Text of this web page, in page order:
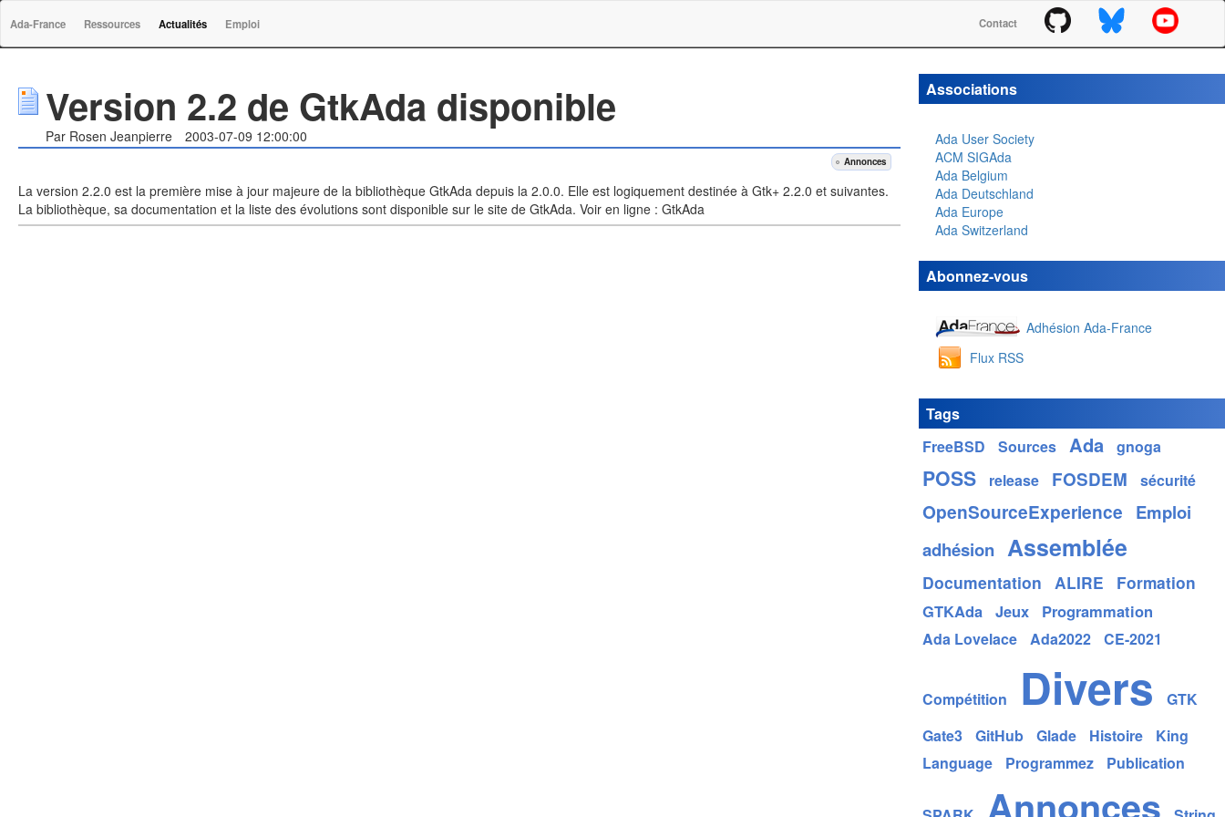
Contact
Ada-France Ressources Actualités Emploi
Version 2.2 de GtkAda disponible
Par Rosen Jeanpierre 2003-07-09 12:00:00
Annonces
La version 2.2.0 est la première mise à jour majeure de la bibliothèque GtkAda depuis la 2.0.0. Elle est logiquement destinée à Gtk+ 2.2.0 et suivantes.
La bibliothèque, sa documentation et la liste des évolutions sont disponible sur le site de GtkAda. Voir en ligne : GtkAda
Associations
Ada User Society
ACM SIGAda
Ada Belgium
Ada Deutschland
Ada Europe
Ada Switzerland
Abonnez-vous
Adhésion Ada-France
Flux RSS
Tags
FreeBSD
Sources Ada gnoga
POSS release FOSDEM sécurité
OpenSourceExperience Emploi
adhésion Assemblée
Documentation ALIRE Formation
GTKAda Jeux Programmation
Ada Lovelace Ada2022 CE-2021
Compétition Divers
GTK
Gate3
GitHub Glade Histoire
King
Language
Programmez Publication
Annonces